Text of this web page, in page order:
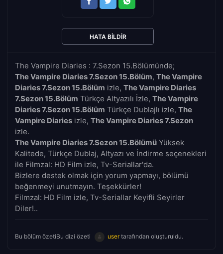
The Vampire Diaries : 7.Sezon 15.Bölümünde;
The Vampire Diaries 7.Sezon 15.Bölüm, The Vampire
Diaries 7.Sezon 15.Bölüm izle, The Vampire Diaries
7.Sezon 15.Bölüm Türkçe Altyazılı İzle, The Vampire
Diaries 7.Sezon 15.Bölüm Türkçe Dublajlı izle, The
Vampire Diaries izle, The Vampire Diaries 7.Sezon
izle.
The Vampire Diaries 7.Sezon 15.Bölümü Yüksek
Kalitede, Türkçe Dublaj, Altyazı ve İndirme seçenekleri
ile Filmzal: HD Film izle, Tv-Seriallar'da.
Bizlere destek olmak için yorum yapmayı, bölümü
beğenmeyi unutmayın. Teşekkürler!
Filmzal: HD Film izle, Tv-Seriallar Keyifli Seyirler
Diler!..
Bu bölüm özetiBu dizi özeti usertarafından oluşturuldu.
HATA BILDIR